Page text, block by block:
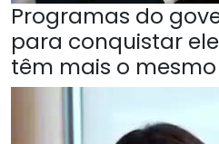
Programas do
para conquistar
têm mais o